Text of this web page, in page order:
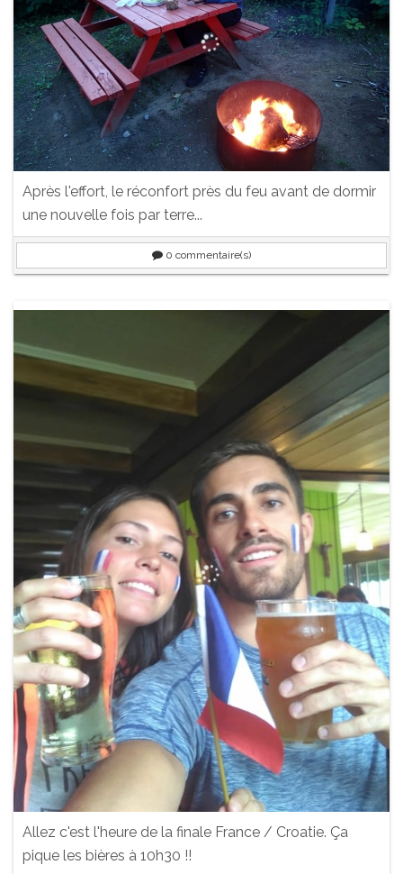
Après l'effort, le réconfort près du feu avant de dormir
une nouvelle fois par terre...
0 commentaire(s)
Allez c'est l'heure de la finale France / Croatie. Ça
pique les bières à 10h30 !!